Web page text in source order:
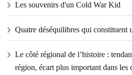
Les souvenirs d'un Cold War Kid
Quatre déséquilibres qui constituent
Le côté régional de l’histoire :
région, écart plus important dans les